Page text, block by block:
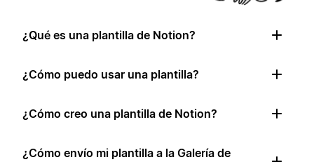
¿Qué es una plantilla de Notion?
¿Cómo puedo usar una plantilla?
¿Cómo creo una plantilla de Notion?
¿Cómo envío mi plantilla a la Galería de